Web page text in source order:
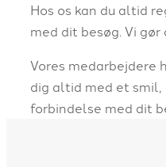
Hos os kan du altid
med dit besøg. Vi
Vores medarbejdere
dig altid med et
forbindelse med dit